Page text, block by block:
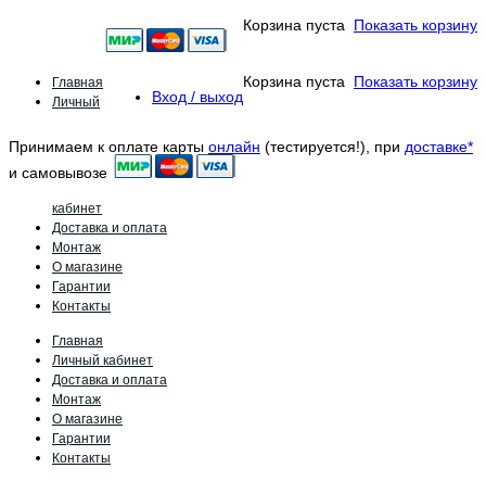
Корзина пуста Показать корзину
Корзина пуста
Показать корзину
Вход / выход
Принимаем к оплате карты онлайн (тестируется!), при доставке*
и самовывозе
Главная
Личный
кабинет
Доставка и оплата
Монтаж
О магазине
Гарантии
Контакты
Главная
Личный кабинет
Доставка и оплата
Монтаж
О магазине
Гарантии
Контакты